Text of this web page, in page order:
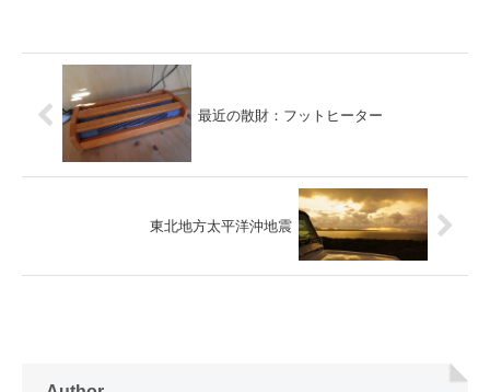
最近の散財：フットヒーター
東北地方太平洋沖地震